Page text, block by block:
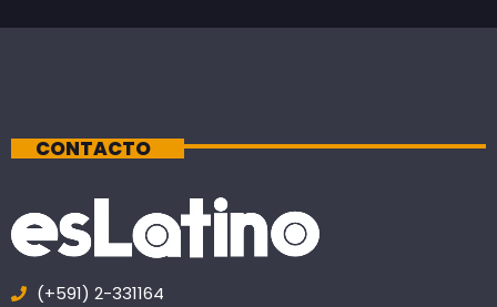
CONTACTO
(+591) 2-331164